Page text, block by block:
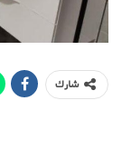
شارك